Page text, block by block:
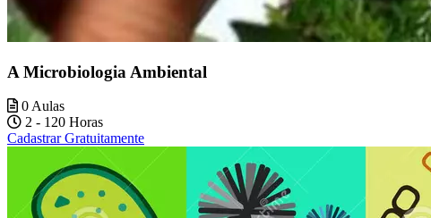
A Microbiologia Ambiental
0 Aulas
2 - 120 Horas
Cadastrar Gratuitamente